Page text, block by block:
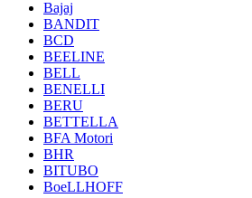
Bajaj
BANDIT
BCD
BEELINE
BELL
BENELLI
BERU
BETTELLA
BFA Motori
BHR
BITUBO
BoeLLHOFF